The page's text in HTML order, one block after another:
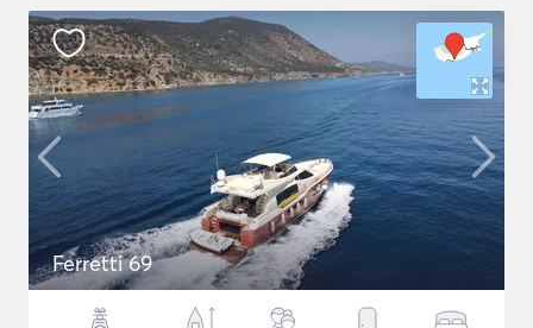
Ferretti 69